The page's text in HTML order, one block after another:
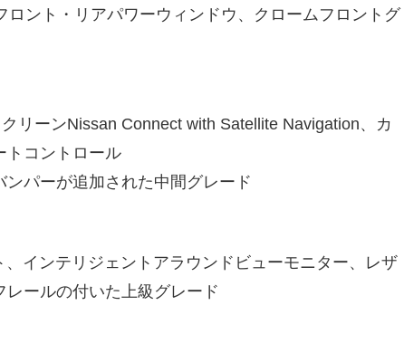
ント・リアパワーウィンドウ、クロームフロントグ
リーンNissan Connect with Satellite Navigation、カ
トコントロール
パーが追加された中間グレード
インテリジェントアラウンドビューモニター、レザ
ールの付いた上級グレード